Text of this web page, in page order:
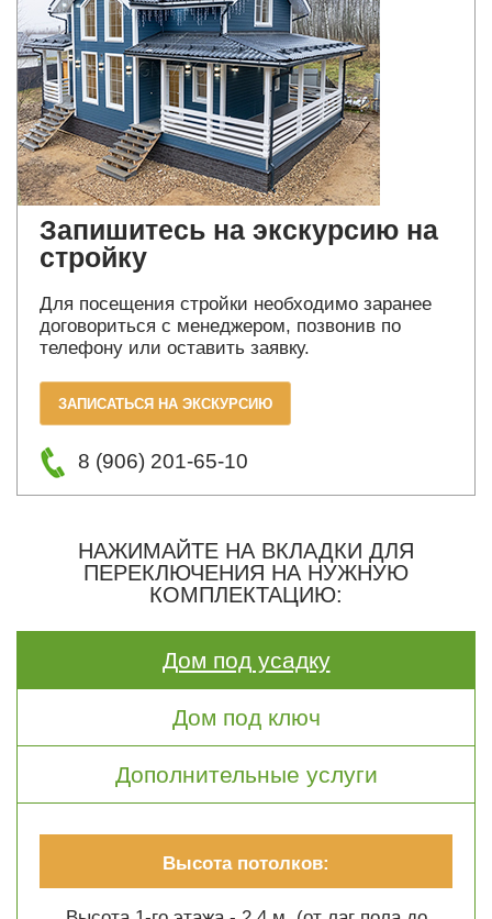
Запишитесь на экскурсию на
стройку
Для посещения стройки необходимо заранее
договориться с менеджером, позвонив по
телефону или оставить заявку.
ЗАПИСАТЬСЯ НА ЭКСКУРСИЮ
8 (906) 201-65-10
НАЖИМАЙТЕ НА ВКЛАДКИ ДЛЯ
ПЕРЕКЛЮЧЕНИЯ НА НУЖНУЮ
КОМПЛЕКТАЦИЮ:
Дом под усадку
Дом под ключ
Дополнительные услуги
Высота потолков: